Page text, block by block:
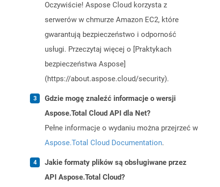
Oczywiście! Aspose Cloud korzysta z
serwerów w chmurze Amazon EC2, które
gwarantują bezpieczeństwo i odporność
usługi. Przeczytaj więcej o [Praktykach
bezpieczeństwa Aspose]
(https://about.aspose.cloud/security).
Gdzie mogę znaleźć informacje o wersji
Aspose.Total Cloud API dla Net?
Pełne informacje o wydaniu można przejrzeć w
Aspose.Total Cloud Documentation.
Jakie formaty plików są obsługiwane przez
API Aspose.Total Cloud?